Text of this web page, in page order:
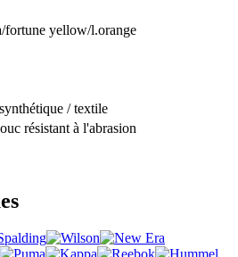
fortune yellow/l.orange
/ textile
résistant à l'abrasion